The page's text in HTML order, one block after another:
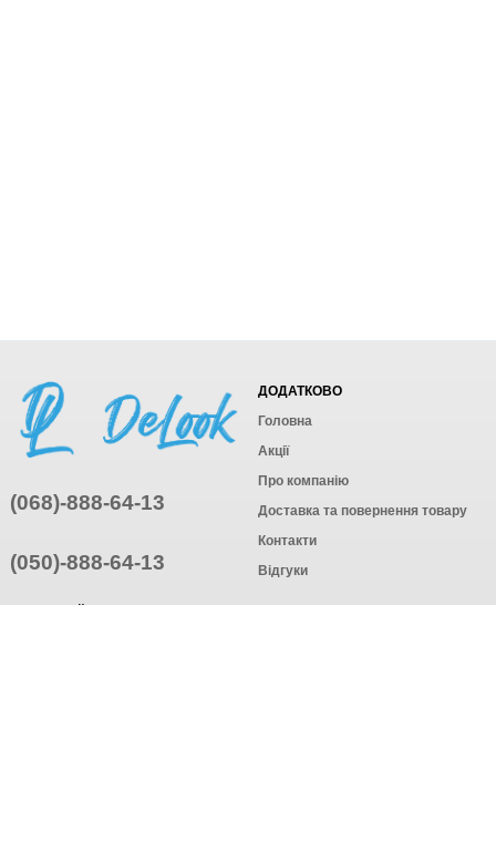
(068)-888-64-13
(050)-888-64-13
ДОДАТКОВО
Головна
Акції
Про компанію
Доставка та повернення товару
Контакти
Відгуки